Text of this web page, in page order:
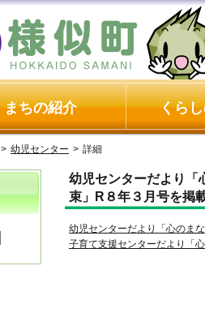
まちの紹介 くら
> 幼児センター > 詳細
幼児センターだより「
束」R８年３月号を掲
幼児センターだより「心のま
子育て支援センターだより「